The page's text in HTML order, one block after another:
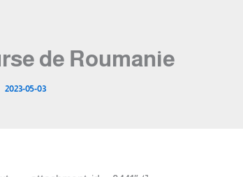
de Roumanie
2023-05-03